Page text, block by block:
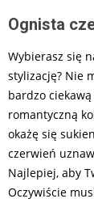
Ognista
Wybierasz się
stylizację? Nie
bardzo
romantyczną
okażę się
czerwień
Najlepiej, aby
Oczywiście